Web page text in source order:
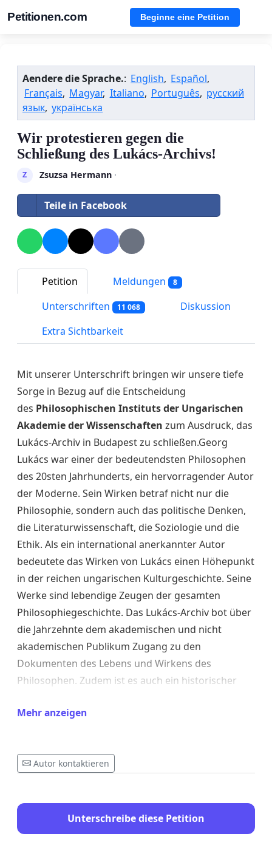
Petitionen.com Beginne eine Petition
Aendere die Sprache.: English, Español,
Français, Magyar, Italiano, Português, русский
язык, українська
Wir protestieren gegen die
Schließung des Lukács-Archivs!
Z Zsuzsa Hermann·
Teile in Facebook
Petition Meldungen 8
Unterschriften 11 068
Diskussion
Extra Sichtbarkeit
Mit unserer Unterschrift bringen wir unsere tiefe
Sorge in Bezug auf die Entscheidung
des Philosophischen Instituts der Ungarischen
Akademie der Wissenschaften zum Ausdruck, das
Lukács-Archiv in Budapest zu schließen.Georg
Lukács war einer der bedeutendsten Philosophen
des 20sten Jahrhunderts, ein hervorragender Autor
der Moderne. Sein Wirken betraf nicht nur die
Philosophie, sondern auch das politische Denken,
die Literaturwissenschaft, die Soziologie und die
Ethik. Als ein international anerkannter Autor
bedeutete das Wirken von Lukács einen Höhepunkt
in der reichen ungarischen Kulturgeschichte. Seine
Werke sind lebendige Zeugen der gesamten
Philosophiegeschichte. Das Lukács-Archiv bot über
die Jahrzehnte dem akademischen und nicht
akademischen Publikum Zugang zu den
Dokumenten des Lebens und Wirkens des
Philosophen. Zudem ist es auch ein historischer
befindet, in der der Philosoph seine letzten Jahre
unserer Zeit überhaupt. Die internationale
über diese Entscheidung. Wir fordern die
zuständigen Behörden auf, ihre Entscheidung noch
Mehr anzeigen
Autor kontaktieren
Unterschreibe diese Petition